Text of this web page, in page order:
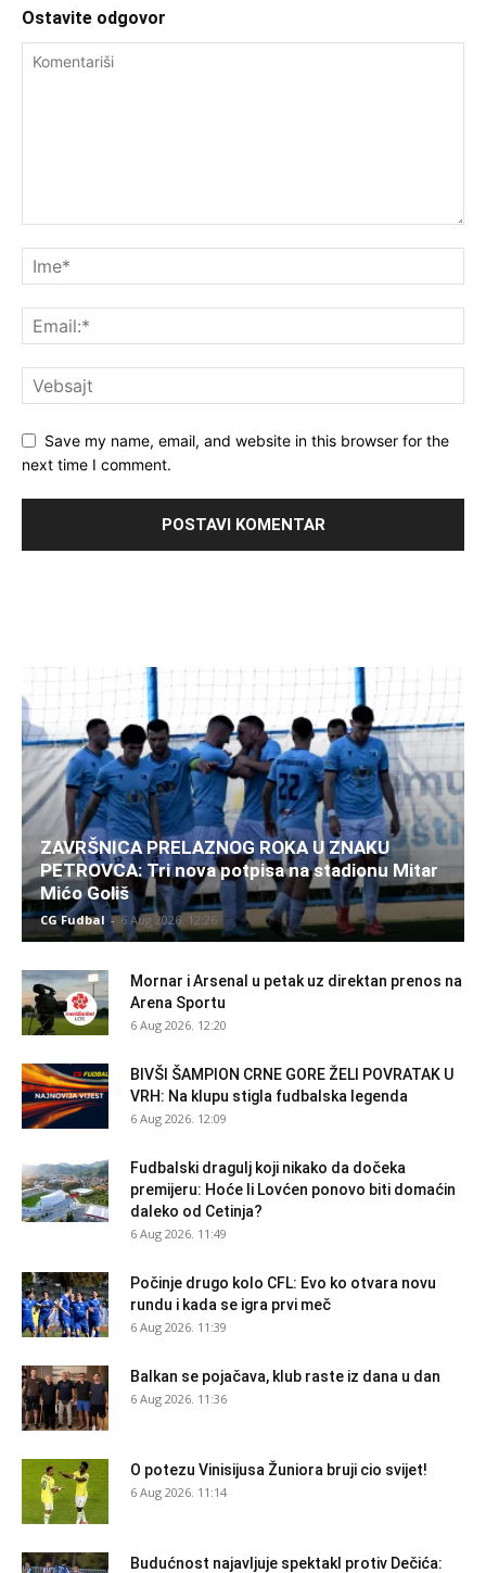
Ostavite odgovor
Save my name, email, and website in this browser for the
next time I comment.
ZAVRŠNICA PRELAZNOG ROKA U ZNAKU
PETROVCA: Tri nova potpisa na stadionu Mitar
Mićo Goliš
CG Fudbal - 6 Aug 2026. 12:26
Mornar i Arsenal u petak uz direktan prenos na
Arena Sportu
6 Aug 2026. 12:20
BIVŠI ŠAMPION CRNE GORE ŽELI POVRATAK U
VRH: Na klupu stigla fudbalska legenda
6 Aug 2026. 12:09
Fudbalski dragulj koji nikako da dočeka
premijeru: Hoće li Lovćen ponovo biti domaćin
daleko od Cetinja?
6 Aug 2026. 11:49
Počinje drugo kolo CFL: Evo ko otvara novu
rundu i kada se igra prvi meč
6 Aug 2026. 11:39
Balkan se pojačava, klub raste iz dana u dan
6 Aug 2026. 11:36
O potezu Vinisijusa Žuniora bruji cio svijet!
6 Aug 2026. 11:14
Budućnost najavljuje spektakl protiv Dečića: